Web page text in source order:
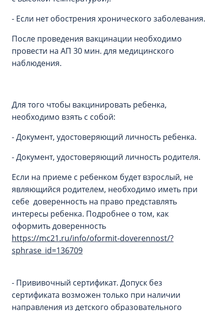
- Если нет обострения хронического заболевания.
После проведения вакцинации необходимо
провести на АП 30 мин. для медицинского
наблюдения.
Для того чтобы вакцинировать ребенка,
необходимо взять с собой:
- Документ, удостоверяющий личность ребенка.
- Документ, удостоверяющий личность родителя.
Если на приеме с ребенком будет взрослый, не
являющийся родителем, необходимо иметь при
себе доверенность на право представлять
интересы ребенка. Подробнее о том, как
оформить доверенность
https://mc21.ru/info/oformit-doverennost/?
sphrase_id=136709
- Прививочный сертификат. Допуск без
сертификата возможен только при наличии
направления из детского образовательного